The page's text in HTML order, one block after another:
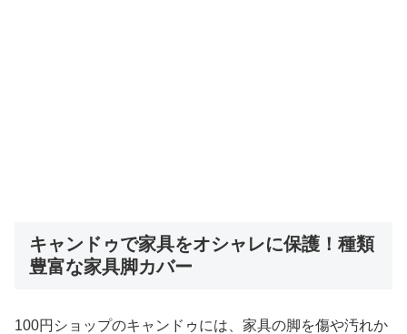
キャンドゥで家具をオシャレに保護！種類
豊富な家具脚カバー
100円ショップのキャンドゥには、家具の脚を傷や汚れか